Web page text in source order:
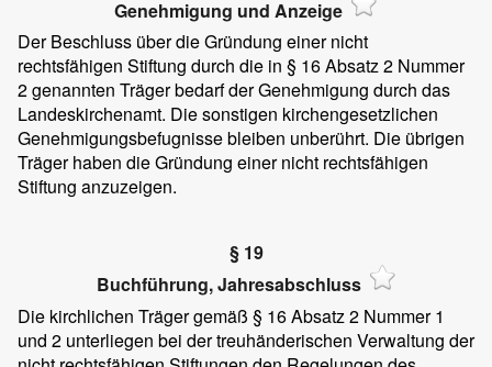
Genehmigung und Anzeige
Der Beschluss über die Gründung einer nicht
rechtsfähigen Stiftung durch die in § 16 Absatz 2 Nummer
2 genannten Träger bedarf der Genehmigung durch das
Landeskirchenamt. Die sonstigen kirchengesetzlichen
Genehmigungsbefugnisse bleiben unberührt. Die übrigen
Träger haben die Gründung einer nicht rechtsfähigen
Stiftung anzuzeigen.
§ 19
Buchführung, Jahresabschluss
Die kirchlichen Träger gemäß § 16 Absatz 2 Nummer 1
und 2 unterliegen bei der treuhänderischen Verwaltung der